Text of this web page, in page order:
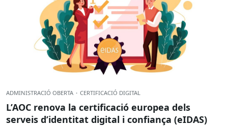
ADMINISTRACIÓ OBERTA · CERTIFICACIÓ DIGITAL
L’AOC renova la certificació europea dels
serveis d’identitat digital i confiança (eIDAS)